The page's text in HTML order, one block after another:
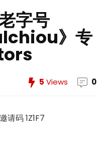
字号
》专
5 Views 0
请码 1Z1F7